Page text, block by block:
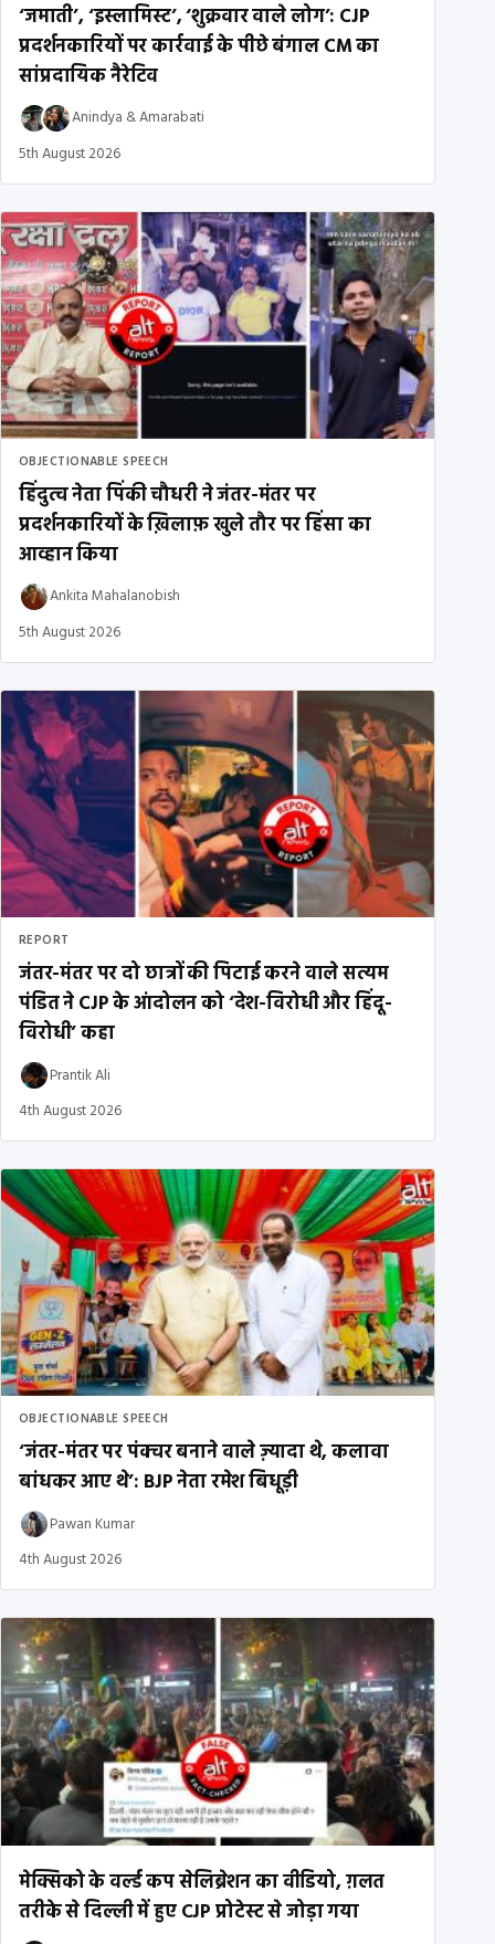
‘जमाती’, ‘इस्लामिस्ट’, ‘शुक्रवार वाले लोग’: CJP
प्रदर्शनकारियों पर कार्रवाई के पीछे बंगाल CM का
सांप्रदायिक नैरेटिव
Anindya &Amarabati
5th August 2026
OBJECTIONABLE SPEECH
हिंदुत्व नेता पिंकी चौधरी ने जंतर-मंतर पर
प्रदर्शनकारियों के ख़िलाफ़ खुले तौर पर हिंसा का
आव्हान किया
Ankita Mahalanobish
5th August 2026
REPORT
जंतर-मंतर पर दो छात्रों की पिटाई करने वाले सत्यम
पंडित ने CJP के आंदोलन को ‘देश-विरोधी और हिंदू-
विरोधी’ कहा
Prantik Ali
4th August 2026
OBJECTIONABLE SPEECH
‘जंतर-मंतर पर पंक्चर बनाने वाले ज़्यादा थे, कलावा
बांधकर आए थे’: BJP नेता रमेश बिधूड़ी
Pawan Kumar
4th August 2026
मेक्सिको के वर्ल्ड कप सेलिब्रेशन का वीडियो, ग़लत
तरीके से दिल्ली में हुए CJP प्रोटेस्ट से जोड़ा गया